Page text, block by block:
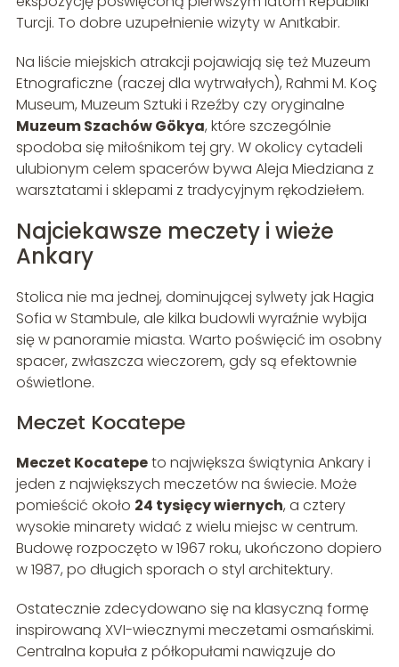
Turcji. To dobre uzupełnienie wizyty w Anıtkabir.
Na liście miejskich atrakcji pojawiają się też Muzeum
Etnograficzne (raczej dla wytrwałych), Rahmi M. Koç
Museum, Muzeum Sztuki i Rzeźby czy oryginalne
Muzeum Szachów Gökya, które szczególnie
spodoba się miłośnikom tej gry. W okolicy cytadeli
ulubionym celem spacerów bywa Aleja Miedziana z
warsztatami i sklepami z tradycyjnym rękodziełem.
Najciekawsze meczety i wieże
Ankary
Stolica nie ma jednej, dominującej sylwety jak Hagia
Sofia w Stambule, ale kilka budowli wyraźnie wybija
się w panoramie miasta. Warto poświęcić im osobny
spacer, zwłaszcza wieczorem, gdy są efektownie
oświetlone.
Meczet Kocatepe
Meczet Kocatepeto największa świątynia Ankary i
jeden z największych meczetów na świecie. Może
pomieścić około 24 tysięcy wiernych, a cztery
wysokie minarety widać z wielu miejsc w centrum.
Budowę rozpoczęto w 1967 roku, ukończono dopiero
w 1987, po długich sporach o styl architektury.
Ostatecznie zdecydowano się na klasyczną formę
inspirowaną XVI-wiecznymi meczetami osmańskimi.
Centralna kopuła z półkopułami nawiązuje do